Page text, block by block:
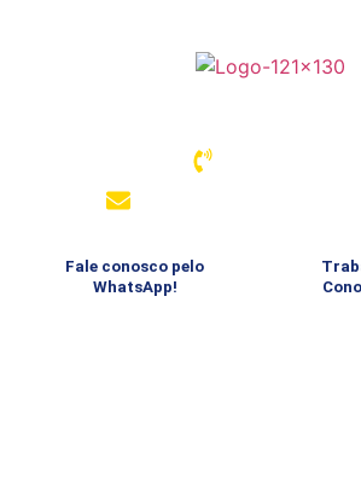
Fale conosco pelo
WhatsApp!